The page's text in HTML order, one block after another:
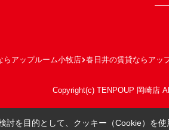
らアップルーム小牧店 春日井の賃貸ならアッ
Copyright(c) TENPOUP 岡崎店
を目的として、クッキー（Cookie）を使